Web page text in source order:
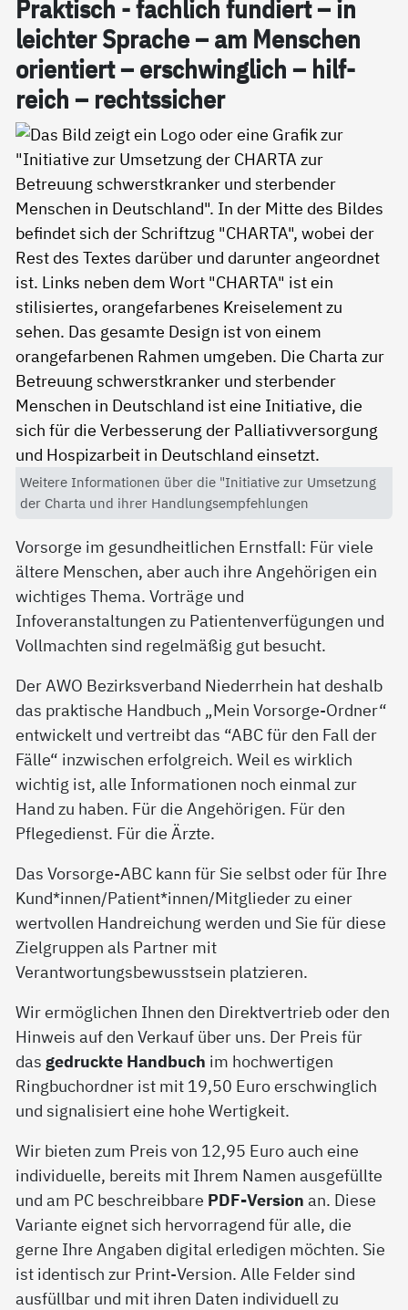
Prak­tisch - fach­lich fun­diert – in
leich­ter Spra­che – am Men­schen
ori­en­tiert – er­schwing­lich – hil­f­
reich – rechts­si­cher
Weitere Informationen über die "Initiative zur Umsetzung
der Charta und ihrer Handlungsempfehlungen
Vorsorge im gesundheitlichen Ernstfall: Für viele
ältere Menschen, aber auch ihre Angehörigen ein
wichtiges Thema. Vorträge und
Infoveranstaltungen zu Patientenverfügungen und
Vollmachten sind regelmäßig gut besucht.
Der AWO Bezirksverband Niederrhein hat deshalb
das praktische Handbuch „Mein Vorsorge-Ordner“
entwickelt und vertreibt das “ABC für den Fall der
Fälle“ inzwischen erfolgreich. Weil es wirklich
wichtig ist, alle Informationen noch einmal zur
Hand zu haben. Für die Angehörigen. Für den
Pflegedienst. Für die Ärzte.
Das Vorsorge-ABC kann für Sie selbst oder für Ihre
Kund*innen/Patient*innen/Mitglieder zu einer
wertvollen Handreichung werden und Sie für diese
Zielgruppen als Partner mit
Verantwortungsbewusstsein platzieren.
Wir ermöglichen Ihnen den Direktvertrieb oder den
Hinweis auf den Verkauf über uns. Der Preis für
das gedruckte Handbuch im hochwertigen
Ringbuchordner ist mit 19,50 Euro erschwinglich
und signalisiert eine hohe Wertigkeit.
Wir bieten zum Preis von 12,95 Euro auch eine
individuelle, bereits mit Ihrem Namen ausgefüllte
und am PC beschreibbare PDF-Version an. Diese
Variante eignet sich hervorragend für alle, die
gerne Ihre Angaben digital erledigen möchten. Sie
ist identisch zur Print-Version. Alle Felder sind
ausfüllbar und mit ihren Daten individuell zu